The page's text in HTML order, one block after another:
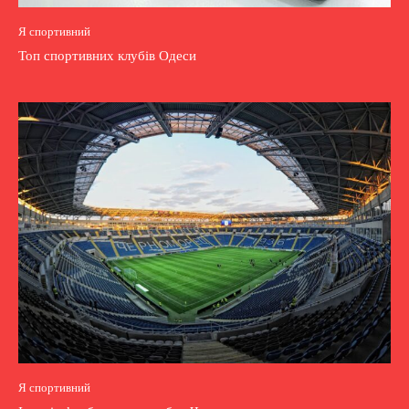
Я спортивний
Топ спортивних клубів Одеси
Я спортивний